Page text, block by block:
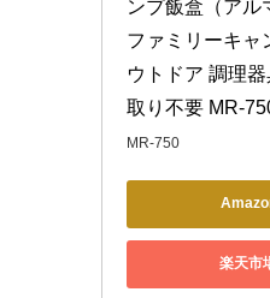
ンプ飯盒（アル
ファミリーキャ
ウトドア 調理
取り不要 MR-
MR-750
楽天市